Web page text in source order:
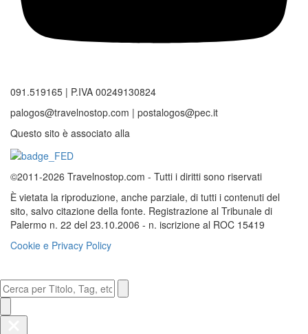
091.519165 | P.IVA 00249130824
palogos@travelnostop.com | postalogos@pec.it
Questo sito è associato alla
©2011-2026 Travelnostop.com - Tutti i diritti sono riservati
È vietata la riproduzione, anche parziale, di tutti i contenuti del
sito, salvo citazione della fonte. Registrazione al Tribunale di
Palermo n. 22 del 23.10.2006 - n. iscrizione al ROC 15419
Cookie e Privacy Policy